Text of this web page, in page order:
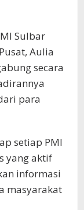
Sulbar
Aulia
secara
para
setiap PMI
yang aktif
informasi
masyarakat